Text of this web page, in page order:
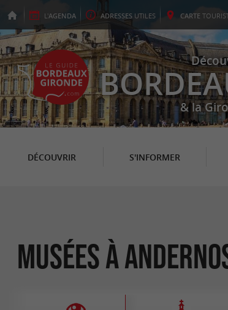
L'AGENDA ADRESSES UTILES CARTE
& la
DÉCOUVRIR S'INFORMER
Musées à